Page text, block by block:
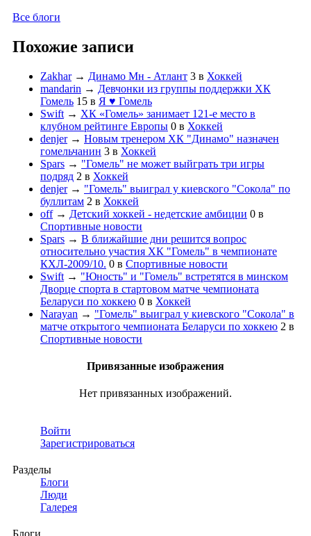
Все блоги
Похожие записи
Zakhar→ Динамо Мн - Атлант 3 в Хоккей
mandarin → Девчонки из группы поддержки ХК
Гомель 15 в Я ♥ Гомель
Swift → ХК «Гомель» занимает 121-е место в
клубном рейтинге Европы 0 в Хоккей
denjer→ Новым тренером ХК "Динамо" назначен
гомельчанин 3 в Хоккей
Spars → "Гомель" не может выйграть три игры
подряд 2 в Хоккей
denjer→ "Гомель" выиграл у киевского "Сокола" по
буллитам 2 в Хоккей
off→ Детский хоккей - недетские амбиции 0 в
Спортивные новости
Spars → В ближайшие дни решится вопрос
относительно участия ХК "Гомель" в чемпионате
КХЛ-2009/10. 0 в Спортивные новости
Swift → "Юность" и "Гомель" встретятся в минском
Дворце спорта в стартовом матче чемпионата
Беларуси по хоккею 0 в Хоккей
Narayan → "Гомель" выиграл у киевского "Сокола" в
матче открытого чемпионата Беларуси по хоккею 2 в
Спортивные новости
Привязанные изображения
Нет привязанных изображений.
Войти
Зарегистрироваться
Разделы
Блоги
Люди
Галерея